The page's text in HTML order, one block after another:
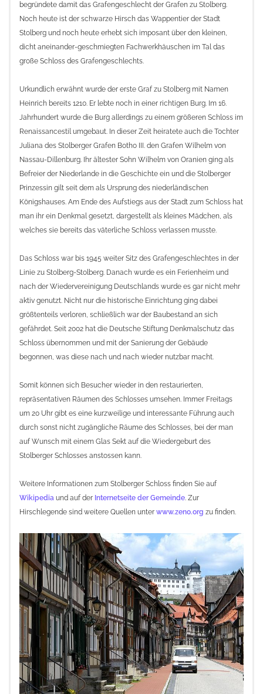
begründete damit das Grafengeschlecht der Grafen zu Stolberg.
Noch heute ist der schwarze Hirsch das Wappentier der Stadt
Stolberg und noch heute erhebt sich imposant über den kleinen,
dicht aneinander-geschmiegten Fachwerkhäuschen im Tal das
große Schloss des Grafengeschlechts.
Urkundlich erwähnt wurde der erste Graf zu Stolberg mit Namen
Heinrich bereits 1210. Er lebte noch in einer richtigen Burg. Im 16.
Jahrhundert wurde die Burg allerdings zu einem größeren Schloss im
Renaissancestil umgebaut. In dieser Zeit heiratete auch die Tochter
Juliana des Stolberger Grafen Botho III. den Grafen Wilhelm von
Nassau-Dillenburg. Ihr ältester Sohn Wilhelm von Oranien ging als
Befreier der Niederlande in die Geschichte ein und die Stolberger
Prinzessin gilt seit dem als Ursprung des niederländischen
Königshauses. Am Ende des Aufstiegs aus der Stadt zum Schloss hat
man ihr ein Denkmal gesetzt, dargestellt als kleines Mädchen, als
welches sie bereits das väterliche Schloss verlassen musste.
Das Schloss war bis 1945 weiter Sitz des Grafengeschlechtes in der
Linie zu Stolberg-Stolberg. Danach wurde es ein Ferienheim und
nach der Wiedervereinigung Deutschlands wurde es gar nicht mehr
aktiv genutzt. Nicht nur die historische Einrichtung ging dabei
größtenteils verloren, schließlich war der Baubestand an sich
gefährdet. Seit 2002 hat die Deutsche Stiftung Denkmalschutz das
Schloss übernommen und mit der Sanierung der Gebäude
begonnen, was diese nach und nach wieder nutzbar macht.
Somit können sich Besucher wieder in den restaurierten,
repräsentativen Räumen des Schlosses umsehen. Immer Freitags
um 20 Uhr gibt es eine kurzweilige und interessante Führung auch
durch sonst nicht zugängliche Räume des Schlosses, bei der man
auf Wunsch mit einem Glas Sekt auf die Wiedergeburt des
Stolberger Schlosses anstossen kann.
Weitere Informationen zum Stolberger Schloss finden Sie auf
Wikipedia und auf der Internetseite der Gemeinde. Zur
Hirschlegende sind weitere Quellen unter www.zeno.org zu finden.